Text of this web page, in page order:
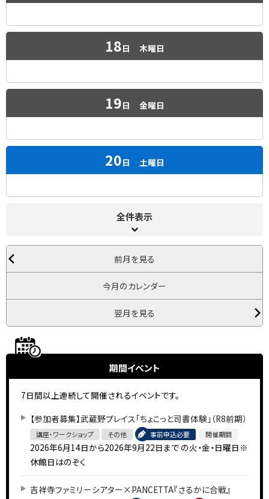
18日 木曜日
19日 金曜日
20日 土曜日
全件表示
前月を見る
今月のカレンダー
翌月を見る
期間イベント
7日間以上連続して開催されるイベントです。
【参加者募集】武蔵野プレイス「ちょこっと司書体験」（R8前期）
講座・ワークショップ その他 事前申込必要 開催期間
2026年6月14日から2026年9月22日まで の火・金・日曜日※
休館日はのぞく
吉祥寺ファミリーシアター×PANCETTA『さるかに合戦』